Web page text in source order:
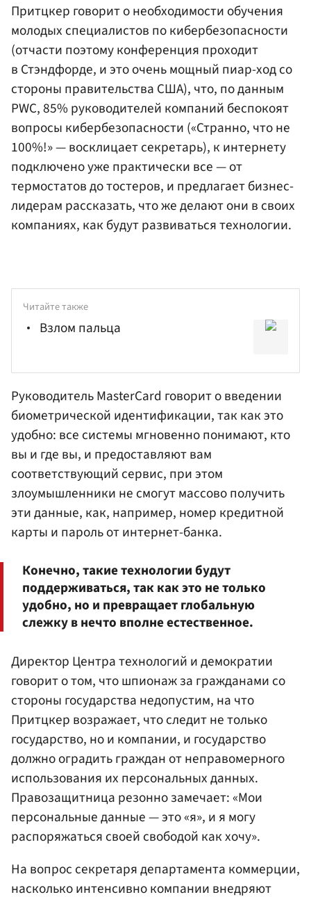
Притцкер говорит о необходимости обучения
молодых специалистов по кибербезопасности
(отчасти поэтому конференция проходит
в Стэндфорде, и это очень мощный пиар-ход со
стороны правительства США), что, по данным
PWC, 85% руководителей компаний беспокоят
вопросы кибербезопасности («Странно, что не
100%!» — восклицает секретарь), к интернету
подключено уже практически все — от
термостатов до тостеров, и предлагает бизнес-
лидерам рассказать, что же делают они в своих
компаниях, как будут развиваться технологии.
Читайте также
Взлом пальца
Руководитель MasterCard говорит о введении
биометрической идентификации, так как это
удобно: все системы мгновенно понимают, кто
вы и где вы, и предоставляют вам
соответствующий сервис, при этом
злоумышленники не смогут массово получить
эти данные, как, например, номер кредитной
карты и пароль от интернет-банка.
Конечно, такие технологии будут
поддерживаться, так как это не только
удобно, но и превращает глобальную
слежку в нечто вполне естественное.
Директор Центра технологий и демократии
говорит о том, что шпионаж за гражданами со
стороны государства недопустим, на что
Притцкер возражает, что следит не только
государство, но и компании, и государство
должно оградить граждан от неправомерного
использования их персональных данных.
Правозащитница резонно замечает: «Мои
персональные данные — это «я», и я могу
распоряжаться своей свободой как хочу».
На вопрос секретаря департамента коммерции,
насколько интенсивно компании внедряют